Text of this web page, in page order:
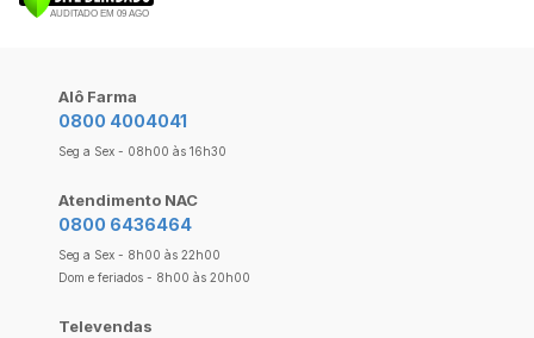
Alô Farma
0800 4004041
Seg a Sex - 08h00 às 16h30
Atendimento NAC
0800 6436464
Seg a Sex - 8h00 às 22h00
Dom e feriados - 8h00 às 20h00
Televendas